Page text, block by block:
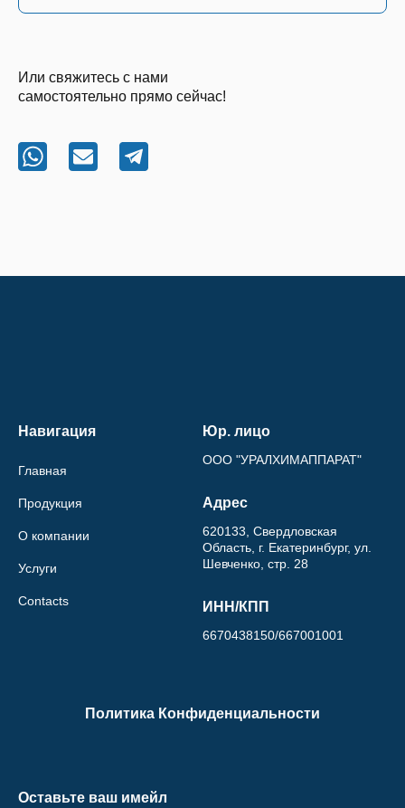
Или свяжитесь с нами
самостоятельно прямо сейчас!
Навигация
Главная
Продукция
О компании
Услуги
Contacts
Юр. лицо
ООО "УРАЛХИМАППАРАТ"
Адрес
620133, Свердловская
Область, г. Екатеринбург, ул.
Шевченко, стр. 28
ИНН/КПП
6670438150/667001001
Политика Конфиденциальности
Оставьте ваш имейл